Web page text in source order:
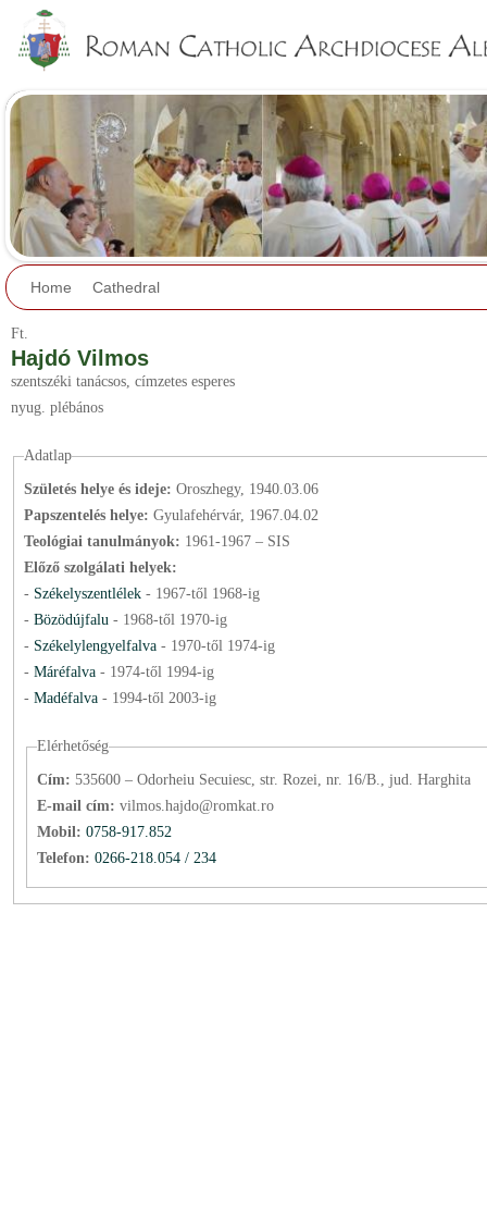
Home Cathedral
Ft.
Hajdó Vilmos
szentszéki tanácsos, címzetes esperes
nyug. plébános
Adatlap
Születés helye és ideje: Oroszhegy, 1940.03.06
Papszentelés helye: Gyulafehérvár, 1967.04.02
Teológiai tanulmányok: 1961-1967 – SIS
Előző szolgálati helyek:
- Székelyszentlélek - 1967-től 1968-ig
- Bözödújfalu- 1968-től 1970-ig
- Székelylengyelfalva - 1970-től 1974-ig
- Máréfalva - 1974-től 1994-ig
- Madéfalva - 1994-től 2003-ig
Elérhetőség
Cím: 535600 – Odorheiu Secuiesc, str. Rozei, nr. 16/B., jud. Harghita
E-mail cím: vilmos.hajdo@romkat.ro
Mobil: 0758-917.852
Telefon: 0266-218.054 / 234